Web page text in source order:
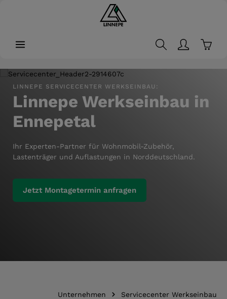
Bildergalerie überspringen
LINNEPE SERVICECENTER WERKSEINBAU:
Linnepe Werkseinbau in
Ennepetal
Ihr Experten-Partner für Wohnmobil-Zubehör,
Lastenträger und Auflastungen in Norddeutschland.
Jetzt Montagetermin anfragen
Unternehmen Servicecenter Werkseinbau